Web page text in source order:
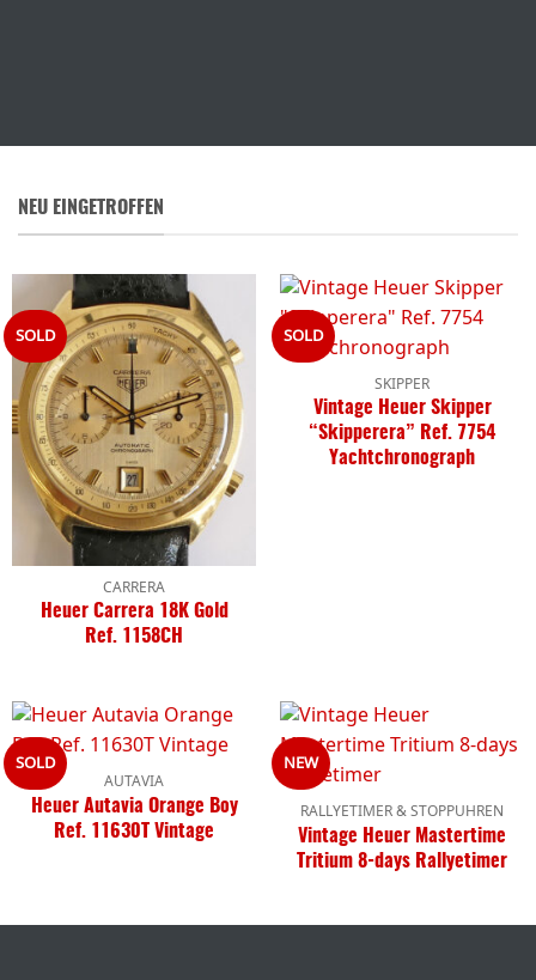
NEU EINGETROFFEN
SOLD
CARRERA
Heuer Carrera 18K Gold
Ref. 1158CH
SOLD
SKIPPER
Vintage Heuer Skipper
“Skipperera” Ref. 7754
Yachtchronograph
SOLD
AUTAVIA
Heuer Autavia Orange Boy
Ref. 11630T Vintage
NEW
RALLYETIMER & STOPPUHREN
Vintage Heuer Mastertime
Tritium 8-days Rallyetimer